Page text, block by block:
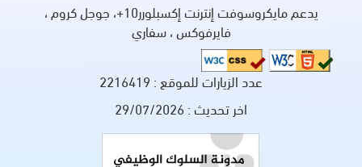
يدعم مايكروسوفت إنترنت إكسبلورر10+، جوجل كروم ،
فايرفوكس ، سفاري
عدد الزيارات للموقع : 2216419
اخر تحديث : 29/07/2026